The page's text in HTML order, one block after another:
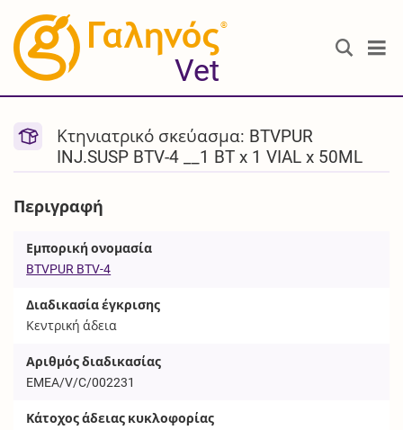
®
Vet
Κτηνιατρικό σκεύασμα: BTVPUR
INJ.SUSP BTV-4 __1 BT x 1 VIAL x 50ML
Περιγραφή
Εμπορική ονομασία
BTVPUR BTV-4
Διαδικασία έγκρισης
Κεντρική άδεια
Αριθμός διαδικασίας
EMEA/V/C/002231
Κάτοχος άδειας κυκλοφορίας